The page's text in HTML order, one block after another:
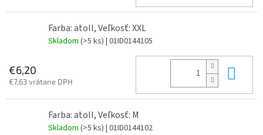
Farba: atoll, Veľkosť: XXL
Skladom (>5 ks) | 01ID0144105
€6,20
€7,63 vrátane DPH
Farba: atoll, Veľkosť: M
Skladom (>5 ks) | 01ID0144102